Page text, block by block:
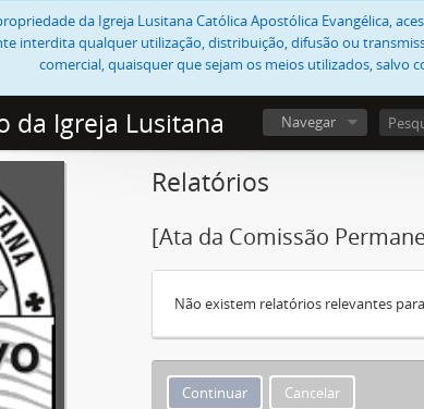
da Igreja Lusitana Católica Apostólica Evangélica,
interdita qualquer utilização, distribuição, difusão ou
comercial, quaisquer que sejam os meios utilizados, salvo
da Igreja Lusitana Navegar
Relatórios
[Ata da Comissão
Não existem relatórios relevantes
Cancelar